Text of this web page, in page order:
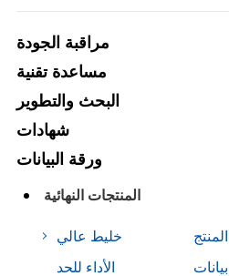
مراقبة الجودة
مساعدة تقنية
البحث والتطوير
شهادات
ورقة البيانات
المنتجات النهائية
خليط عالي
الأداء للحد